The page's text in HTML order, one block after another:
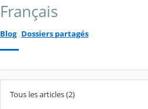
Français
Blog Dossiers partagés
Tous les articles (2)